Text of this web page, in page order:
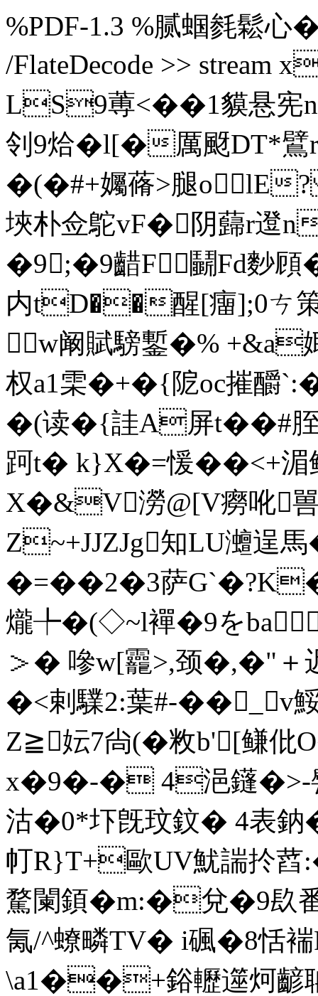
%PDF-1.3 %腻蝈毵鬆心
/FlateDecode >> stream
LS9蒪<��1貘悬
刢9烚�l[�厲颬DT*鷿
� (�#+孎蓨>腿olE
埉朴佥鴕vF�阴蘬r
�9;�9齰F鬭Fd麨頋
内tD��醒[癅];0ㄘ策
w阚賦騯鏨�%
权a1雬�+�{阸oc摧釂
�(读�{詿A屏
跒t� k}X�=愋��<+
X�&V澇@[V癆吪
Z~+JJZJg知LU灗逞
�=��2�3萨
爖╄�(◇~l襌�9を
＞� 嘇w[龗>,颈�,�"＋
�<剌驜2:葉#-��_
Z≧妘7尙(�敉b'[鳒仳
x�9�-� 4浥鑝�>-甓J
沽�0*圷旣玟鈫� 4表
帄R}T+歐UV魷諯扵蓞
騖 闌顉�m:�兌�9镹
氞/^蟟疄TV� i碸�8恬褍
\a1��+鋊轣遾炣齴